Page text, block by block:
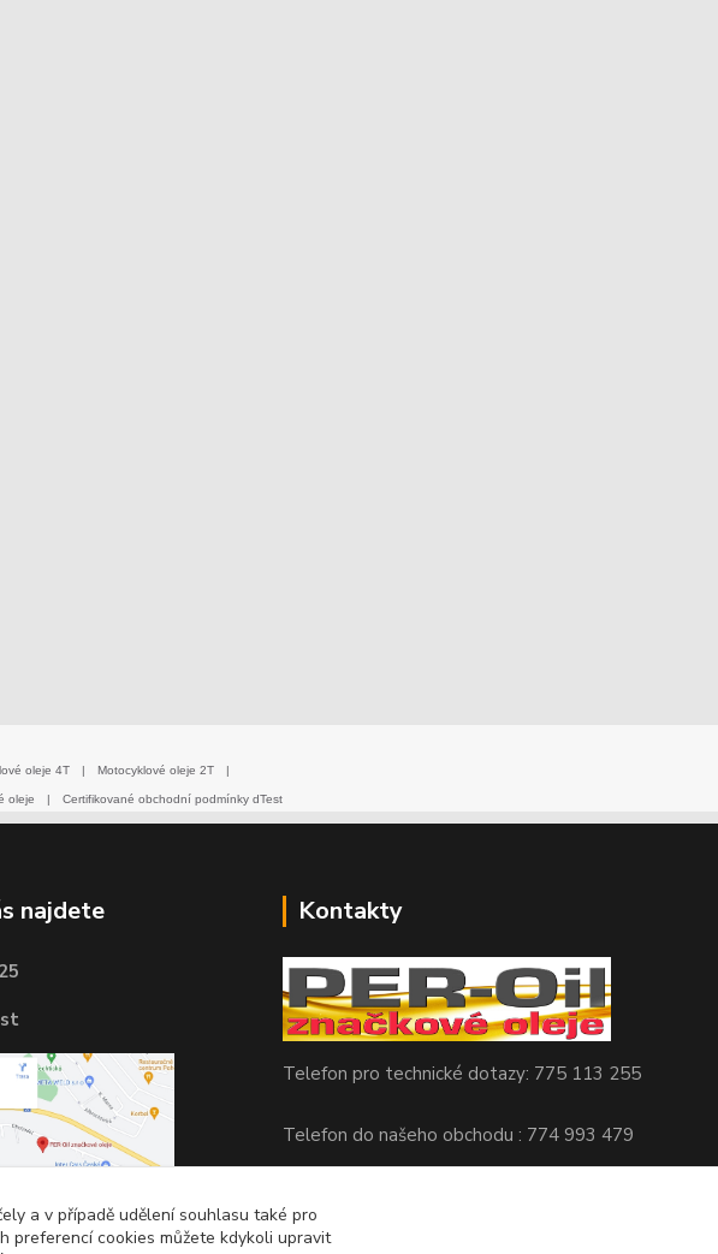
oleje 4T | Motocyklové oleje 2T |
oleje | Certifikované obchodní podmínky dTest
najdete Kontakty
Telefon pro technické dotazy: 775 113 255
Telefon do našeho obchodu : 774 993 479
a v případě udělení souhlasu také pro
preferencí cookies můžete kdykoli upravit